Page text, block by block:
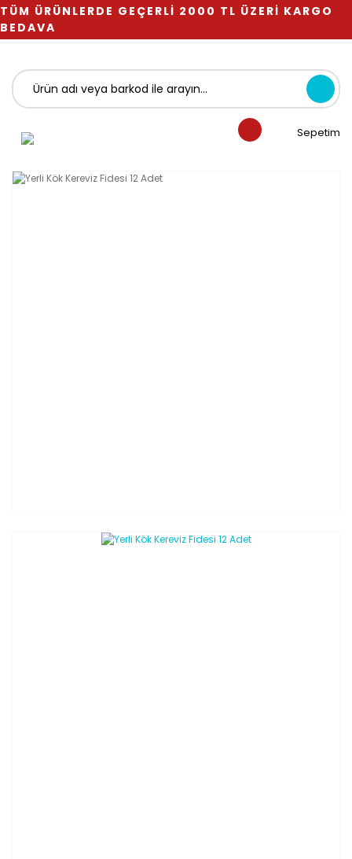
TÜM ÜRÜNLERDE GEÇERLİ 2000 TL ÜZERİ KARGO
BEDAVA
Sepetim